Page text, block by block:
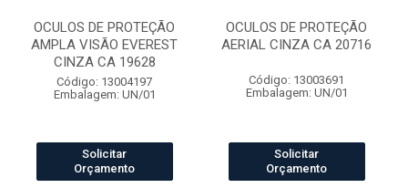
OCULOS DE PROTEÇÃO
AMPLA VISÃO EVEREST
CINZA CA 19628
Código: 13004197
Embalagem: UN/01
Solicitar
Orçamento
OCULOS DE PROTEÇÃO
AERIAL CINZA CA 20716
Código: 13003691
Embalagem: UN/01
Solicitar
Orçamento